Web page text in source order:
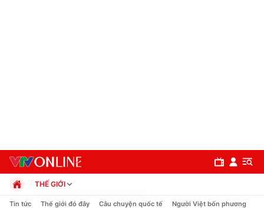
THẾ GIỚI
Chính trị
Tin tức Thế giới đó đây Câu chuyện quốc tế Người Việt bốn phương